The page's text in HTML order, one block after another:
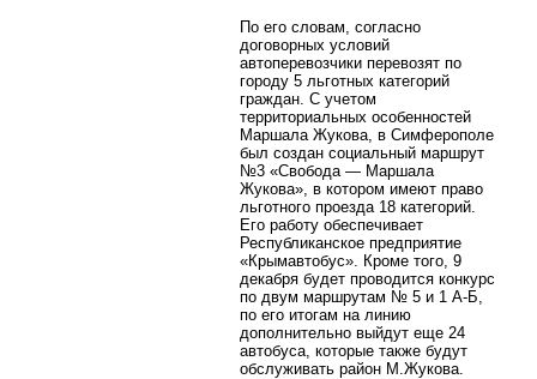
По его словам, согласно
договорных условий
автоперевозчики перевозят по
городу 5 льготных категорий
граждан. С учетом
территориальных особенностей
Маршала Жукова, в Симферополе
был создан социальный маршрут
№3 «Свобода — Маршала
Жукова», в котором имеют право
льготного проезда 18 категорий.
Его работу обеспечивает
Республиканское предприятие
«Крымавтобус». Кроме того, 9
декабря будет проводится конкурс
по двум маршрутам № 5 и 1 А-Б,
по его итогам на линию
дополнительно выйдут еще 24
автобуса, которые также будут
обслуживать район М.Жукова.